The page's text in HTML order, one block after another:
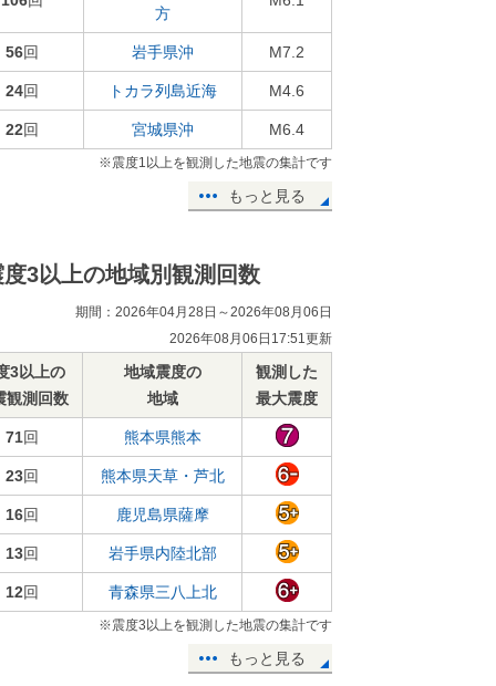
方
56回 岩手県沖 M7.2
24回 トカラ列島近海 M4.6
22回 宮城県沖 M6.4
※震度1以上を観測した地震の集計です
もっと見る
度3以上の地域別観測回数
期間：2026年04月28日～2026年08月06日
2026年08月06日17:51更新
3以上の
観測回数
地域震度の
地域
観測した
最大震度
71回 熊本県熊本
23回 熊本県天草・芦北
16回 鹿児島県薩摩
13回 岩手県内陸北部
12回 青森県三八上北
※震度3以上を観測した地震の集計です
もっと見る